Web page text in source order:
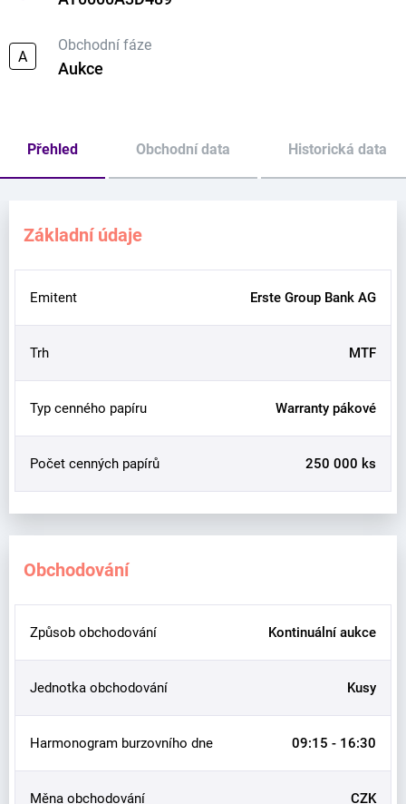
A
Obchodní fáze
Aukce
Přehled Obchodní data Historická data
Základní údaje
Emitent Erste Group Bank AG
Trh MTF
Typ cenného papíru Warranty pákové
Počet cenných papírů 250 000 ks
Obchodování
Způsob obchodování Kontinuální aukce
Jednotka obchodování Kusy
Harmonogram burzovního dne 09:15 - 16:30
Měna obchodování CZK